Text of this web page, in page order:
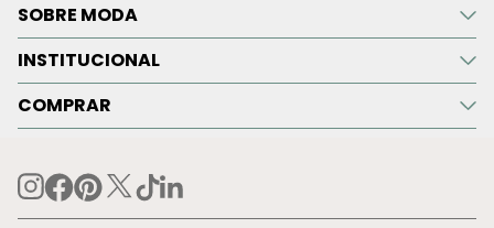
SOBRE MODA
INSTITUCIONAL
COMPRAR